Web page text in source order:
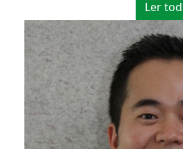
Ler